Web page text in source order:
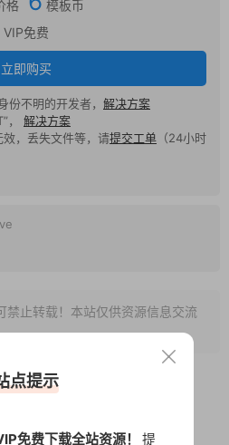
格
模板币
VIP免费
立即购买
不明的开发者， 解决方案
， 解决方案
，丢失文件等，请提交工单 （24小时
禁止转载！本站仅供资源信息交流
点提示
免费下载全站资源！ 提